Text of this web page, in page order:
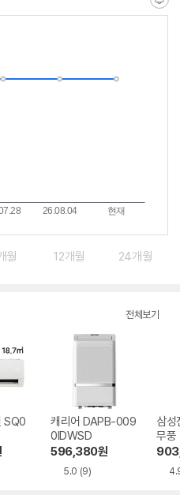
알
월 12개월 24개월
전체보기
SQ0
캐리어 DAPB-009
0IDWSD
596,380원
5.0 (9)
삼성
무풍